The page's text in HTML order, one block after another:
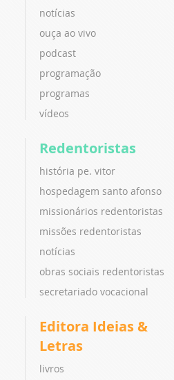
notícias
ouça ao vivo
podcast
programação
programas
vídeos
Redentoristas
história pe. vitor
hospedagem santo afonso
missionários redentoristas
missões redentoristas
notícias
obras sociais redentoristas
secretariado vocacional
Editora Ideias &
Letras
livros